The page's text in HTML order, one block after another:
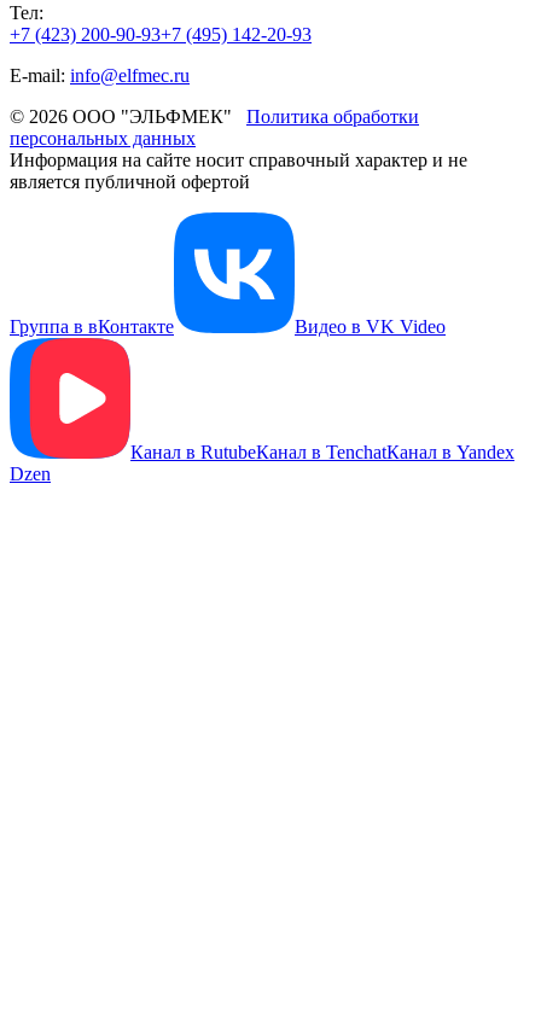
Тел:
+7 (423) 200-90-93+7 (495) 142-20-93
E-mail: info@elfmec.ru
© 2026 ООО "ЭЛЬФМЕК" Политика обработки
персональных данных
Информация на сайте носит справочный характер и не
является публичной офертой
Группа в вКонтакте Видео в VK Video
Канал в RutubeКанал в TenchatКанал в Yandex
Dzen